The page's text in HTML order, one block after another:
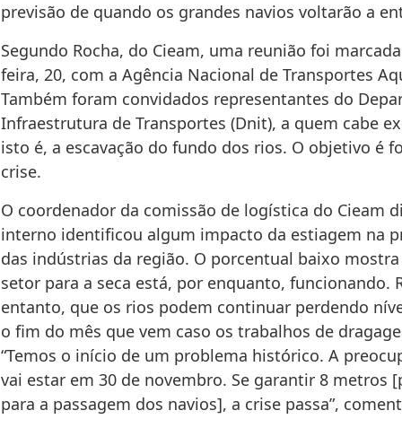
previsão de quando os grandes navios voltarão a
Segundo Rocha, do Cieam, uma reunião foi
feira, 20, com a Agência Nacional de Transportes
Também foram convidados representantes do
Infraestrutura de Transportes (Dnit), a quem cabe
isto é, a escavação do fundo dos rios. O objetivo é
crise.
O coordenador da comissão de logística do Cieam
interno identificou algum impacto da estiagem na
das indústrias da região. O porcentual baixo
setor para a seca está, por enquanto, funcionando.
entanto, que os rios podem continuar perdendo
o fim do mês que vem caso os trabalhos de
“Temos o início de um problema histórico. A
vai estar em 30 de novembro. Se garantir 8 metros
para a passagem dos navios], a crise passa”,